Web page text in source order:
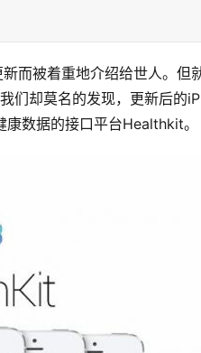
而被着重地介绍给世人。但
们却莫名的发现，更新后的
数据的接口平台Healthkit。